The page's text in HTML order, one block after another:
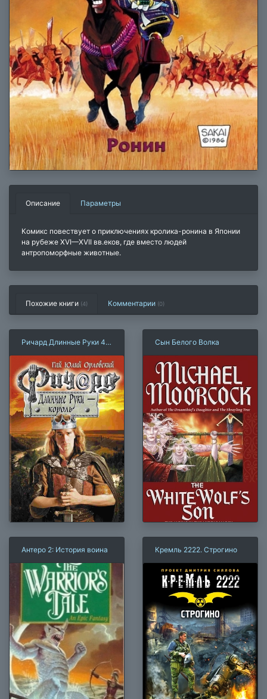
Описание Параметры
Комикс повествует о приключениях кролика-ронина в Японии
на рубеже XVI—XVII вв.еков, где вместо людей
антропоморфные животные.
Похожие книги (4) Комментарии (0)
Ричард Длинные Руки 45
Сын Белого Волка
Антеро 2: История воина Кремль 2222. Строгино